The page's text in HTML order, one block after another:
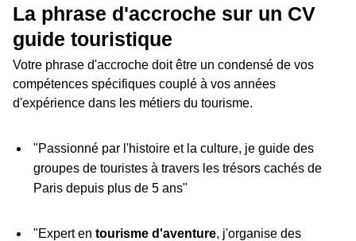
La phrase d'accroche sur un CV
guide touristique
Votre phrase d'accroche doit être un condensé de vos
compétences spécifiques couplé à vos années
d'expérience dans les métiers du tourisme.
"Passionné par l'histoire et la culture, je guide des
groupes de touristes à travers les trésors cachés de
Paris depuis plus de 5 ans"
"Expert en tourisme d'aventure, j'organise des